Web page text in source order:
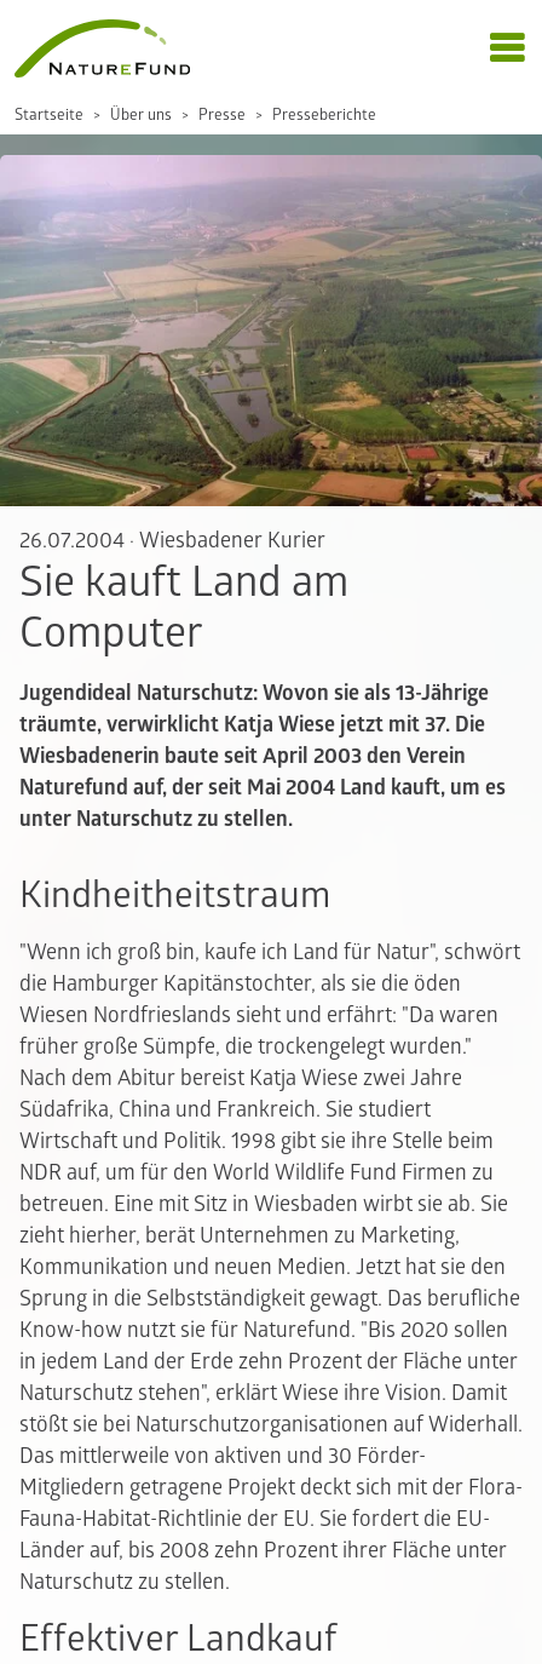
Startseite Über uns Presse Presseberichte
26.07.2004 · Wiesbadener Kurier
Sie kauft Land am
Computer
Jugendideal Naturschutz: Wovon sie als 13-Jährige
träumte, verwirklicht Katja Wiese jetzt mit 37. Die
Wiesbadenerin baute seit April 2003 den Verein
Naturefund auf, der seit Mai 2004 Land kauft, um es
unter Naturschutz zu stellen.
Kindheitheitstraum
"Wenn ich groß bin, kaufe ich Land für Natur", schwört
die Hamburger Kapitänstochter, als sie die öden
Wiesen Nordfrieslands sieht und erfährt: "Da waren
früher große Sümpfe, die trockengelegt wurden."
Nach dem Abitur bereist Katja Wiese zwei Jahre
Südafrika, China und Frankreich. Sie studiert
Wirtschaft und Politik. 1998 gibt sie ihre Stelle beim
NDR auf, um für den World Wildlife Fund Firmen zu
betreuen. Eine mit Sitz in Wiesbaden wirbt sie ab. Sie
zieht hierher, berät Unternehmen zu Marketing,
Kommunikation und neuen Medien. Jetzt hat sie den
Sprung in die Selbstständigkeit gewagt. Das berufliche
Know-how nutzt sie für Naturefund. "Bis 2020 sollen
in jedem Land der Erde zehn Prozent der Fläche unter
Naturschutz stehen", erklärt Wiese ihre Vision. Damit
stößt sie bei Naturschutzorganisationen auf Widerhall.
Das mittlerweile von aktiven und 30 Förder-
Mitgliedern getragene Projekt deckt sich mit der Flora-
Fauna-Habitat-Richtlinie der EU. Sie fordert die EU-
Länder auf, bis 2008 zehn Prozent ihrer Fläche unter
Naturschutz zu stellen.
Effektiver Landkauf